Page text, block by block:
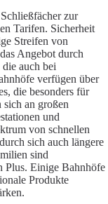
zur
Tarifen. Sicherheit
Streifen von
Angebot durch
auch bei
verfügen über
die besonders für
an großen
und
von schnellen
sich auch längere
sind
Plus. Einige Bahnhöfe
Produkte